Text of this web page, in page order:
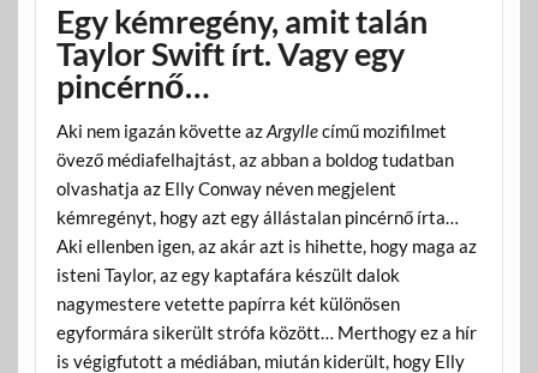
Egy kémregény, amit talán
Taylor Swift írt. Vagy egy
pincérnő…
Aki nem igazán követte azArgyllecímű mozifilmet
övező médiafelhajtást, az abban a boldog tudatban
olvashatja az Elly Conway néven megjelent
kémregényt, hogy azt egy állástalan pincérnő írta…
Aki ellenben igen, az akár azt is hihette, hogy maga az
isteni Taylor, az egy kaptafára készült dalok
nagymestere vetette papírra két különösen
egyformára sikerült strófa között… Merthogy ez a hír
is végigfutott a médiában, miután kiderült, hogy Elly